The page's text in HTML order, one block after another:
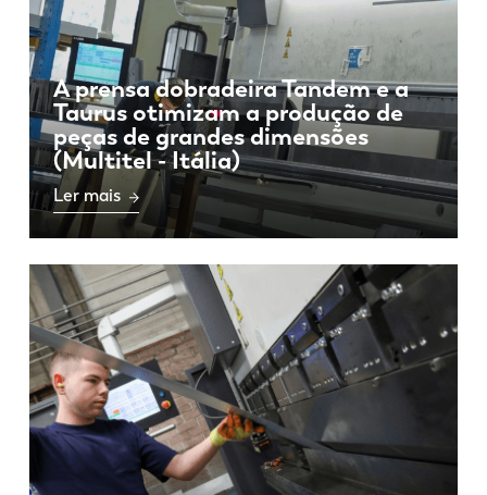
A prensa dobradeira Tandem e a
Taurus otimizam a produção de
peças de grandes dimensões
(Multitel - Itália)
Ler mais